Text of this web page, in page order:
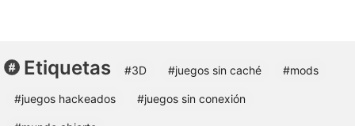
Etiquetas #3D #juegos sin caché #mods
#juegos hackeados #juegos sin conexión